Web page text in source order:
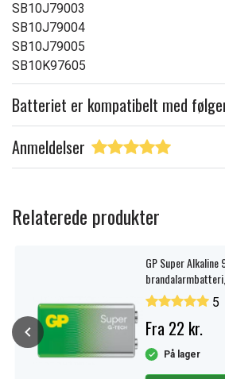
SB10J79003
SB10J79004
SB10J79005
SB10K97605
Batteriet er kompatibelt med
Anmeldelser
Relaterede produkter
GP Super Alkaline
brandalarmbatteri,
pak.
5
Fra 22 kr.
På lager